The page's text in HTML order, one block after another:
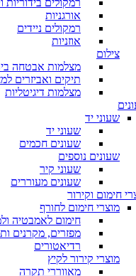
רמקולים בידוריות
אורגניות
רמקולים ניידים
אוזניות
צילום
מצלמות אבטחה
תיקים ואביזרים
מצלמות דיגיטליות
שעוני יד
שעוני יד
שעונים חכמים
שעונים נוספים
שעוני קיר
שעונים מעוררים
חימום וקירור
מוצרי חימום לחורף
חימום לאמבטיה
מפזרים, מקרנים
רדיאטורים
מוצרי קירור לקיץ
מאווררי תקרה